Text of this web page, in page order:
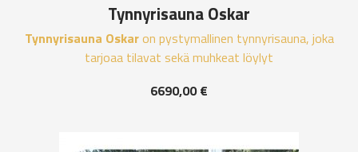
Tynnyrisauna Oskar
Tynnyrisauna Oskaron pystymallinen tynnyrisauna, joka
tarjoaa tilavat sekä muhkeat löylyt
6690,00€